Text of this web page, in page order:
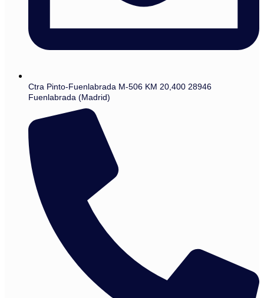
Ctra Pinto-Fuenlabrada M-506 KM 20,400 28946
Fuenlabrada (Madrid)